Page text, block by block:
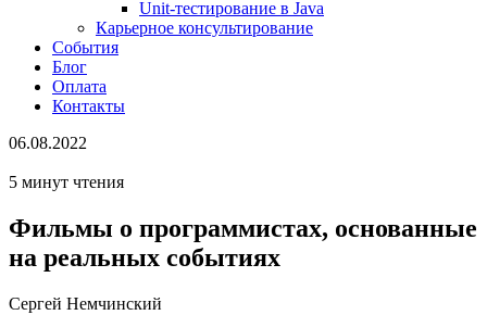
Unit-тестирование в Java
Карьерное консультирование
События
Блог
Оплата
Контакты
06.08.2022
5 минут чтения
Фильмы о программистах, основанные
на реальных событиях
Сергей Немчинский